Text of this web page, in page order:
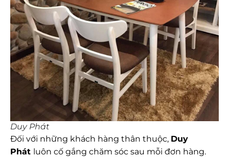
Duy Phát
Đối với những khách hàng thân thuộc, Duy
Phát luôn cố gắng chăm sóc sau mỗi đơn hàng.